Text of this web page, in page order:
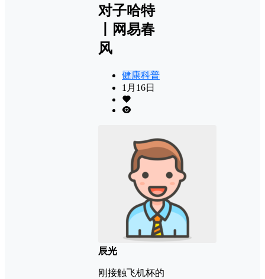
对子哈特
丨网易春
风
健康科普
1月16日
辰光
刚接触飞机杯的